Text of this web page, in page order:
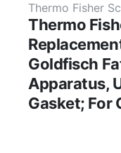
Thermo Fisher
Thermo
Goldfisch
Apparatus,
Gasket; For